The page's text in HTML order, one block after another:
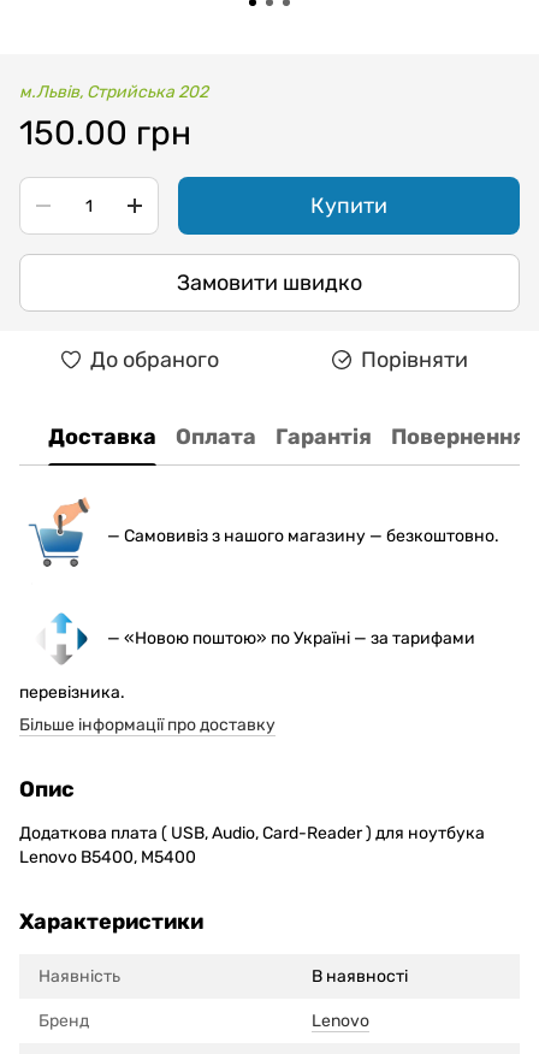
м.Львів, Стрийська 202
150.00 грн
Купити
Замовити швидко
До обраного Порівняти
Доставка Оплата Гарантія Повернення
— Самовивіз з нашого магазину — безкоштовно.
— «Новою поштою» по Україні — за тарифами
перевізника.
Більше інформації про доставку
Опис
Додаткова плата ( USB, Audio, Card-Reader ) для ноутбука
Lenovo B5400, M5400
Характеристики
Наявність В наявності
Бренд Lenovo